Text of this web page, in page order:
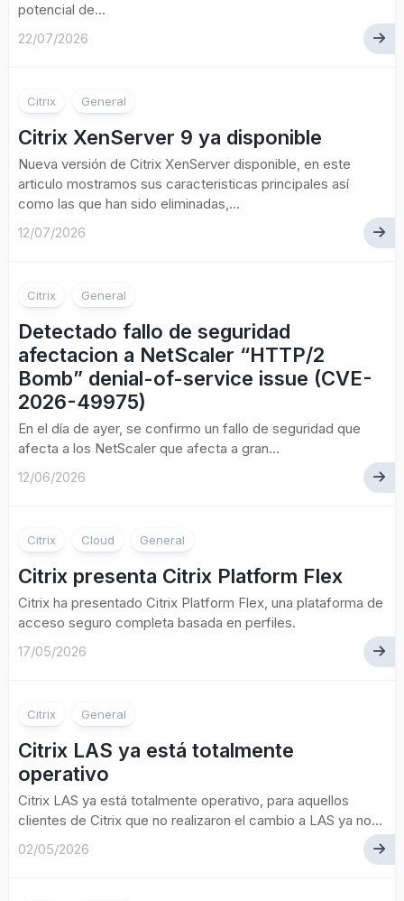
potencial de...
22/07/2026
Citrix General
Citrix XenServer 9 ya disponible
Nueva versión de Citrix XenServer disponible, en este
articulo mostramos sus caracteristicas principales así
como las que han sido eliminadas,...
12/07/2026
Citrix General
Detectado fallo de seguridad
afectacion a NetScaler “HTTP/2
Bomb” denial-of-service issue (CVE-
2026-49975)
En el día de ayer, se confirmo un fallo de seguridad que
afecta a los NetScaler que afecta a gran...
12/06/2026
Citrix Cloud General
Citrix presenta Citrix Platform Flex
Citrix ha presentado Citrix Platform Flex, una plataforma de
acceso seguro completa basada en perfiles.
17/05/2026
Citrix General
Citrix LAS ya está totalmente
operativo
Citrix LAS ya está totalmente operativo, para aquellos
clientes de Citrix que no realizaron el cambio a LAS ya no...
02/05/2026